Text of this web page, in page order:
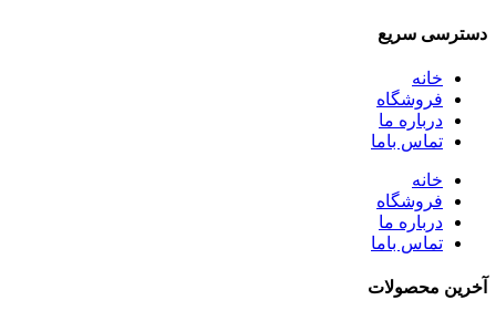
دسترسی سریع
خانه
فروشگاه
درباره ما
تماس باما
خانه
فروشگاه
درباره ما
تماس باما
آخرین محصولات